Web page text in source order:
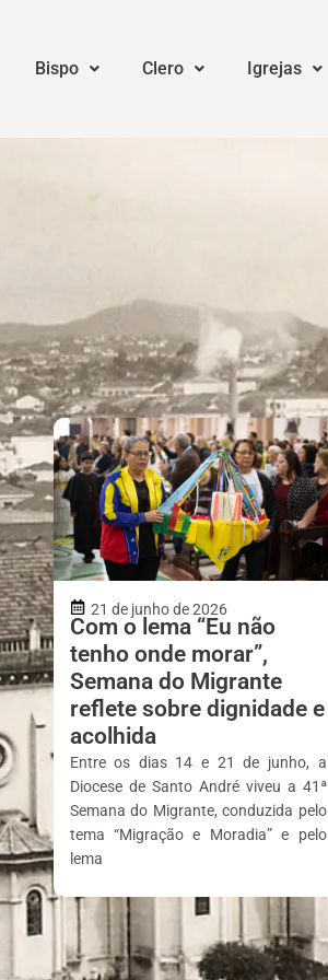
Bispo Clero Igrejas
21 de junho de 2026
Com o lema “Eu não
tenho onde morar”,
Semana do Migrante
reflete sobre dignidade e
acolhida
Entre os dias 14 e 21 de junho, a
Diocese de Santo André viveu a 41ª
Semana do Migrante, conduzida pelo
tema “Migração e Moradia” e pelo
lema